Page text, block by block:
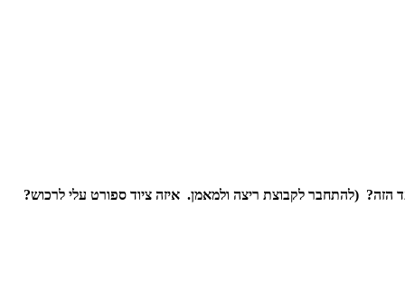
הזה? (להתחבר לקבוצת ריצה ולמאמן. איזה ציוד ספורט עלי לרכוש?